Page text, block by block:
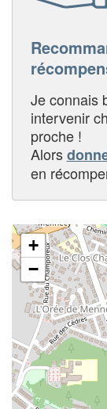
Je connais
intervenir
proche !
Alors
en
+
−